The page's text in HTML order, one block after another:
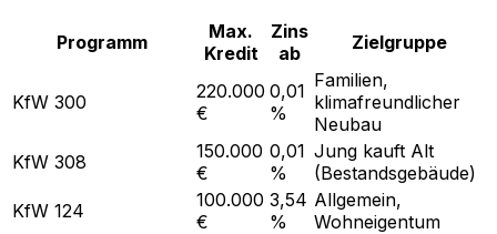
Programm
Max.
Kredit
Zins
ab
Zielgruppe
KfW 300
220.000
€
0,01
%
Familien,
klimafreundlicher
Neubau
KfW 308
150.000
€
0,01
%
Jung kauft Alt
(Bestandsgebäude)
KfW 124
100.000
€
3,54
%
Allgemein,
Wohneigentum